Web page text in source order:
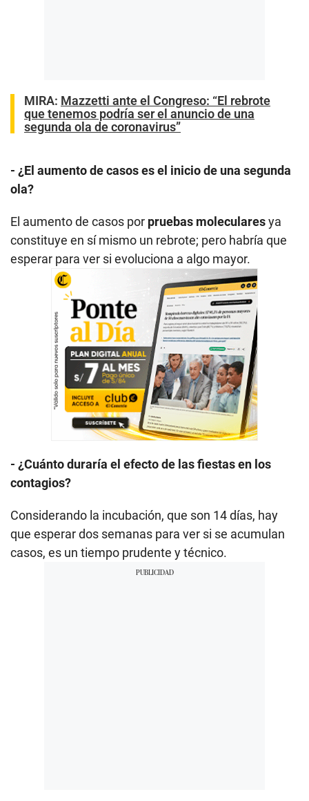
MIRA: Mazzetti ante el Congreso: “El rebrote
que tenemos podría ser el anuncio de una
segunda ola de coronavirus”
- ¿El aumento de casos es el inicio de una segunda
ola?
El aumento de casos por pruebas molecularesya
constituye en sí mismo un rebrote; pero habría que
esperar para ver si evoluciona a algo mayor.
- ¿Cuánto duraría el efecto de las fiestas en los
contagios?
Considerando la incubación, que son 14 días, hay
que esperar dos semanas para ver si se acumulan
casos, es un tiempo prudente y técnico.